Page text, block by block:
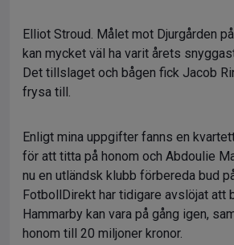
Elliot Stroud. Målet mot Djurgården
kan mycket väl ha varit årets
Det tillslaget och bågen fick Jacob
frysa till.
Enligt mina uppgifter fanns en
för att titta på honom och Abdoulie
nu en utländsk klubb förbereda bud
FotbollDirekt har tidigare avslöjat att
Hammarby kan vara på gång igen,
honom till 20 miljoner kronor.